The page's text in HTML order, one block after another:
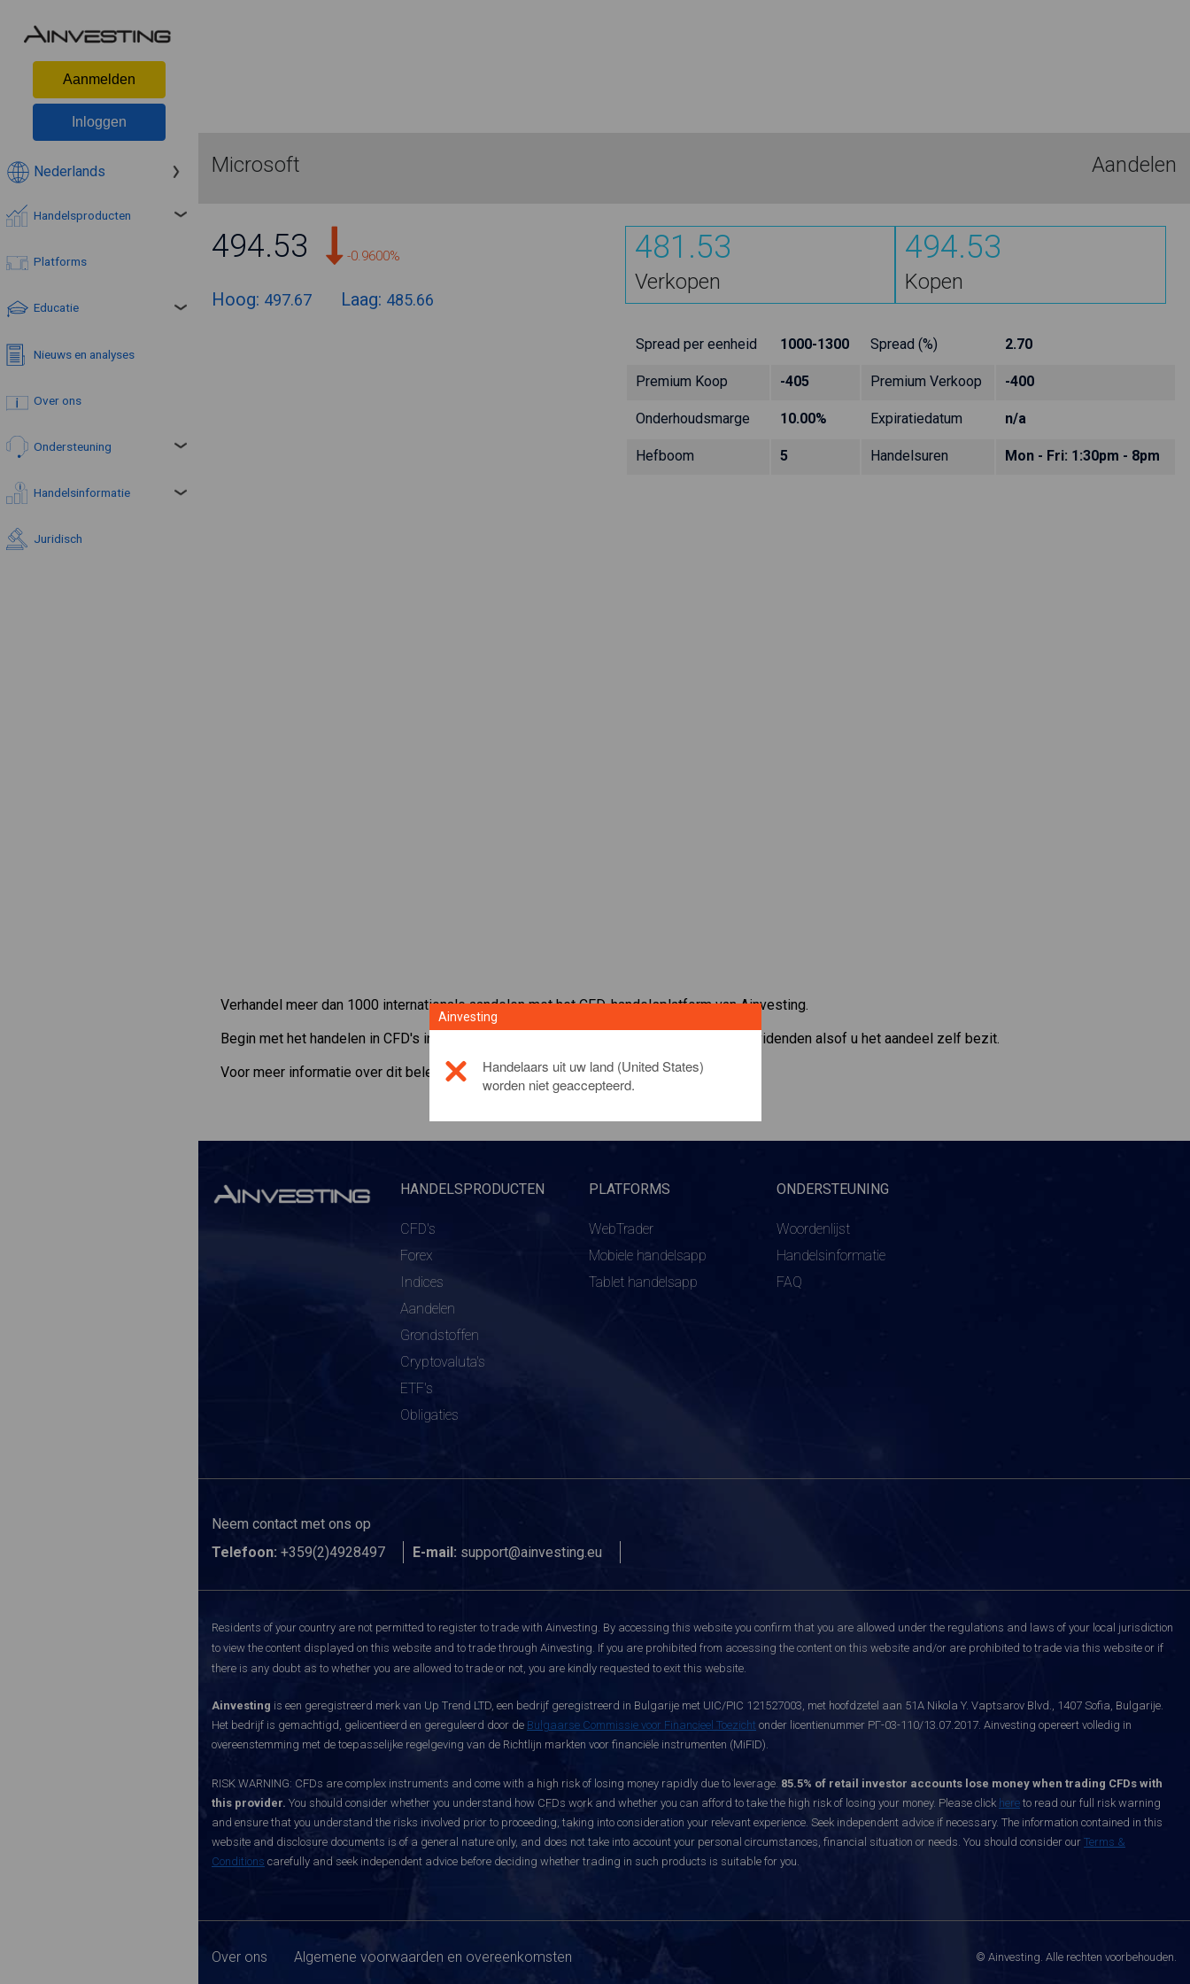
Aanmelden
Inloggen
Nederlands
Handelsproducten
Platforms
Educatie
Nieuws en analyses
Over ons
Ondersteuning
Handelsinformatie
Juridisch
Microsoft Aandelen
494.53 -0.9600%
Hoog: 497.67 Laag: 485.66
481.53
Verkopen
494.53
Kopen
Spread per eenheid 1000-1300 Spread (%) 2.70
Premium Koop -405 Premium Verkoop -400
Onderhoudsmarge 10.00% Expiratiedatum n/a
Hefboom 5 Handelsuren Mon - Fri: 1:30pm - 8pm
Verhandel meer dan 1000 internationale aandelen met het CFD-handelsplatform van Ainvesting.
Begin met het handelen in CFD's in
. Ontvang realtime koersen en ontvang dividenden alsof u het aandeel zelf bezit.
Voor meer informatie over dit beleggingsproduct, gelieveclick here
HANDELSPRODUCTEN
CFD's
Forex
Indices
Aandelen
Grondstoffen
Cryptovaluta's
ETF's
Obligaties
PLATFORMS
WebTrader
Mobiele handelsapp
Tablet handelsapp
ONDERSTEUNING
Woordenlijst
Handelsinformatie
FAQ
Neem contact met ons op
Telefoon: +359(2)4928497 E-mail: support@ainvesting.eu
Residents of your country are not permitted to register to trade with Ainvesting. By accessing this website you confirm that you are allowed under the regulations and laws of your local jurisdiction
to view the content displayed on this website and to trade through Ainvesting. If you are prohibited from accessing the content on this website and/or are prohibited to trade via this website or if
there is any doubt as to whether you are allowed to trade or not, you are kindly requested to exit this website.
Ainvesting is een geregistreerd merk van Up Trend LTD, een bedrijf geregistreerd in Bulgarije met UIC/PIC 121527003, met hoofdzetel aan 51A Nikola Y. Vaptsarov Blvd., 1407 Sofia, Bulgarije.
Het bedrijf is gemachtigd, gelicentieerd en gereguleerd door de Bulgaarse Commissie voor Financieel Toezicht onder licentienummer РГ-03-110/13.07.2017. Ainvesting opereert volledig in
overeenstemming met de toepasselijke regelgeving van de Richtlijn markten voor financiële instrumenten (MiFID).
RISK WARNING: CFDs are complex instruments and come with a high risk of losing money rapidly due to leverage. 85.5% of retail investor accounts lose money when trading CFDs with
this provider. You should consider whether you understand how CFDs work and whether you can afford to take the high risk of losing your money. Please click here to read our full risk warning
and ensure that you understand the risks involved prior to proceeding, taking into consideration your relevant experience. Seek independent advice if necessary. The information contained in this
website and disclosure documents is of a general nature only, and does not take into account your personal circumstances, financial situation or needs. You should consider our Terms &
Conditions carefully and seek independent advice before deciding whether trading in such products is suitable for you.
Over ons Algemene voorwaarden en overeenkomsten © Ainvesting. Alle rechten voorbehouden.
Ainvesting
Handelaars uit uw land (United States)
worden niet geaccepteerd.